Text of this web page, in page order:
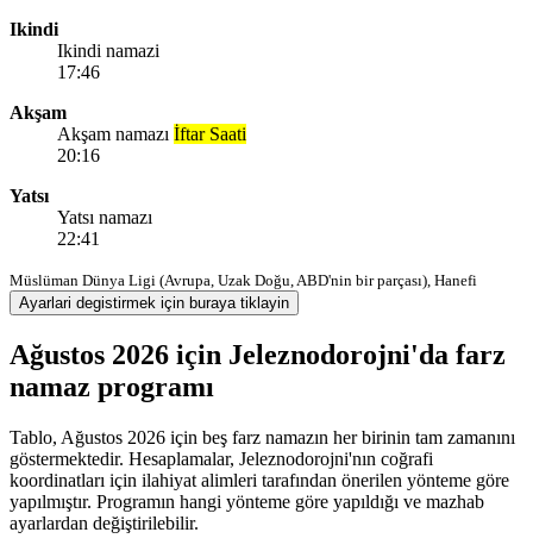
Ikindi
Ikindi namazi
17:46
Akşam
Akşam namazı İftar Saati
20:16
Yatsı
Yatsı namazı
22:41
Müslüman Dünya Ligi (Avrupa, Uzak Doğu, ABD'nin bir parçası), Hanefi
Ayarlari degistirmek için buraya tiklayin
Ağustos 2026 için Jeleznodorojni'da farz
namaz programı
Tablo, Ağustos 2026 için beş farz namazın her birinin tam zamanını
göstermektedir. Hesaplamalar, Jeleznodorojni'nın coğrafi
koordinatları için ilahiyat alimleri tarafından önerilen yönteme göre
yapılmıştır. Programın hangi yönteme göre yapıldığı ve mazhab
ayarlardan değiştirilebilir.